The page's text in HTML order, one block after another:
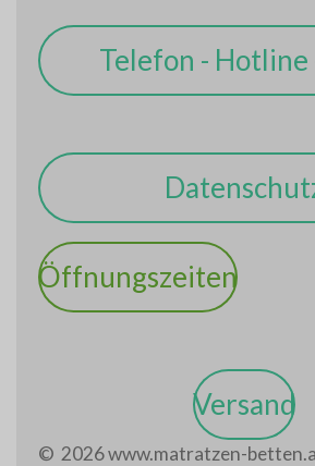
Telefon - Hotline
Öffnungszeiten
Versand
© 2026 www.matratzen-